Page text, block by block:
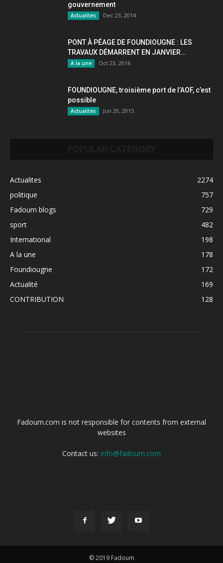
gouvernement
Actualites Dec 23, 2014
PONT À PÉAGE DE FOUNDIOUGNE : LES
TRAVAUX DÉMARRENT EN JANVIER...
A la une Oct 23, 2016
FOUNDIOUGNE, troisième port de l’AOF, c’est
possible
Actualites Jun 20, 2015
Actualites
2274
politique
757
Fadoum blogs
729
sport
482
International
198
A la une
178
Foundiougne
172
Actualité
169
CONTRIBUTION
128
Fadoum.com is not responsible for contents from external
websites
Contact us: info@fadoum.com
© 2019 Fadoum